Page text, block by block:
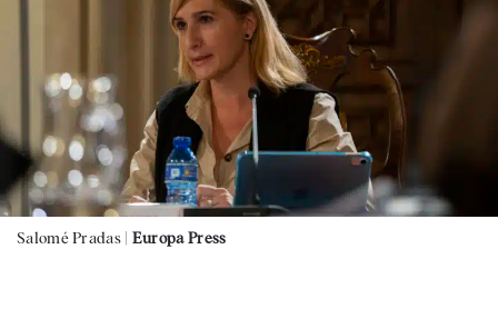
Salomé Pradas | Europa Press